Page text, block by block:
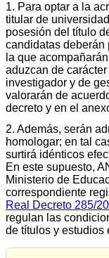
1. Para optar a la
titular de
posesión del título
candidatas deberán
la que
aduzcan de
investigador y de
valorarán de
decreto y en el
2. Además, serán
homologar; en tal
surtirá idénticos
En este supuesto,
Ministerio de
correspondiente
Real Decreto 285/
regulan las
de títulos y estudios